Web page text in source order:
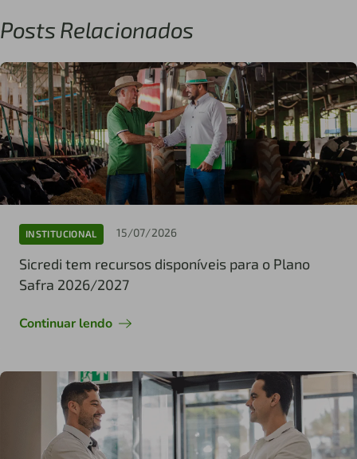
Posts Relacionados
INSTITUCIONAL 15/07/2026
Sicredi tem recursos disponíveis para o Plano
Safra 2026/2027
Continuar lendo